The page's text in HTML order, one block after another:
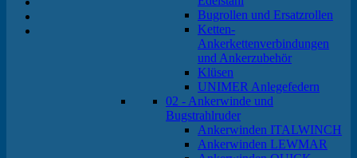
Bugrollen und Ersatzrollen
Ketten-
Ankerkettenverbindungen
und Ankerzubehör
Klüsen
UNIMER Anlegefedern
02 - Ankerwinde und
Bugstrahlruder
Ankerwinden ITALWINCH
Ankerwinden LEWMAR